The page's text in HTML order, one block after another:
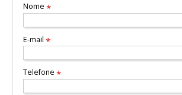
Nome *
E-mail *
Telefone *